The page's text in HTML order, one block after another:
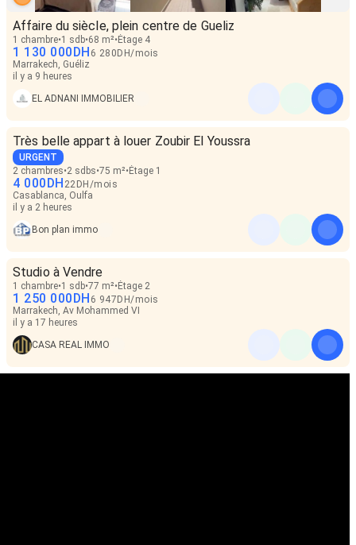
Affaire du siècle, plein centre de Gueliz
1 chambre 1 sdb 68 m² Étage 4
1 130 000DH 6 280 DH/mois
Marrakech, Guéliz
il y a 9 heures
EL ADNANI IMMOBILIER
Très belle appart à louer Zoubir El Youssra
URGENT
2 chambres 2 sdbs 75 m² Étage 1
4 000DH 22 DH /mois
Casablanca, Oulfa
il y a 2 heures
Bon plan immo
Studio à Vendre
1 chambre 1 sdb 77 m² Étage 2
1 250 000DH 6 947 DH/mois
Marrakech, Av Mohammed VI
il y a 17 heures
CASA REAL IMMO